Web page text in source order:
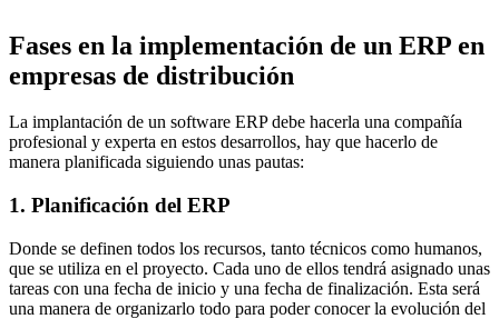
Fases en la implementación de un ERP en
empresas de distribución
La implantación de un software ERP debe hacerla una compañía
profesional y experta en estos desarrollos, hay que hacerlo de
manera planificada siguiendo unas pautas:
1. Planificación del ERP
Donde se definen todos los recursos, tanto técnicos como humanos,
que se utiliza en el proyecto. Cada uno de ellos tendrá asignado unas
tareas con una fecha de inicio y una fecha de finalización. Esta será
una manera de organizarlo todo para poder conocer la evolución del